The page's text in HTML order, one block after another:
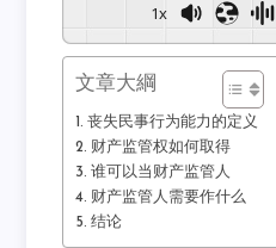
1x
文章大綱
丧失民事行为能力的定义
财产监管权如何取得
谁可以当财产监管人
财产监管人需要作什么
结论